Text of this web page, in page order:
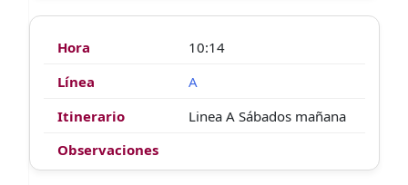
10:14
A
Linea A Sábados mañana